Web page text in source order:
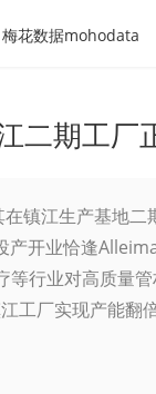
梅花数据mohodata
二期工厂
镇江生产基地
产开业恰逢
等行业对高质量
工厂实现产能翻